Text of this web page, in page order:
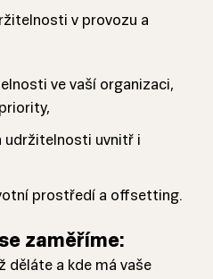
v provozu a
ve vaší organizaci,
udržitelnosti uvnitř i
prostředí a offsetting.
zaměříme:
děláte a kde má vaše